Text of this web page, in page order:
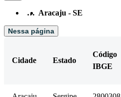
… Aracaju - SE
Nessa página
Cidade Estado
Código
IBGE